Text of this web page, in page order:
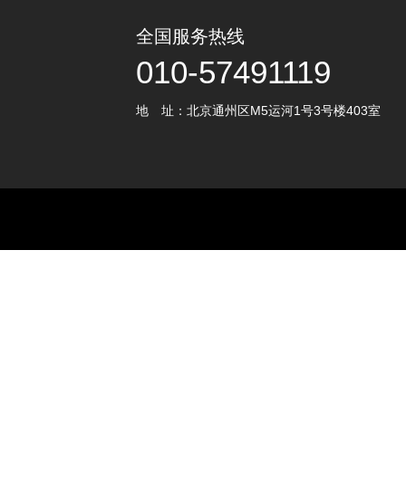
全国服务热线
010-57491119
地 址：北京通州区M5运河1号3号楼403室